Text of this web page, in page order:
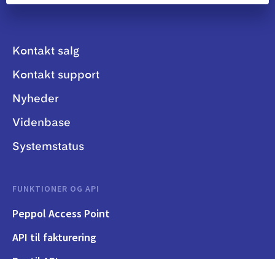
Kontakt salg
Kontakt support
Nyheder
Videnbase
Systemstatus
FUNKTIONER OG API
Peppol Access Point
API til fakturering